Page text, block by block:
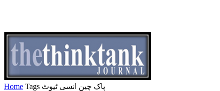
Home Tags پاک چین انسی ٹیوٹ